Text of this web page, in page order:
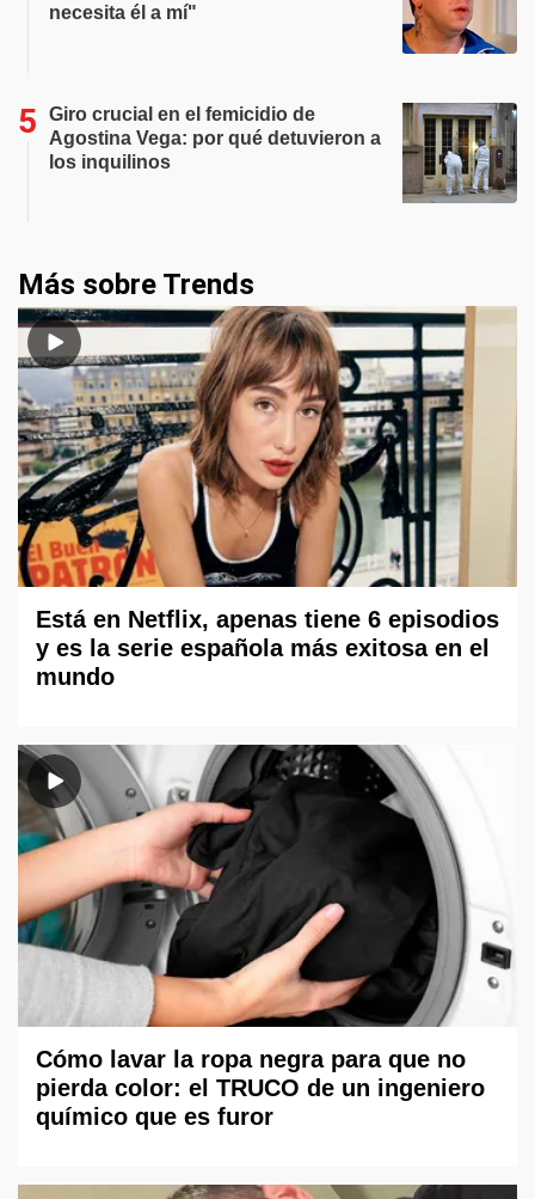
necesita él a mí"
Giro crucial en el femicidio de
Agostina Vega: por qué detuvieron a
los inquilinos
Más sobre Trends
Está en Netflix, apenas tiene 6 episodios
y es la serie española más exitosa en el
mundo
Cómo lavar la ropa negra para que no
pierda color: el TRUCO de un ingeniero
químico que es furor